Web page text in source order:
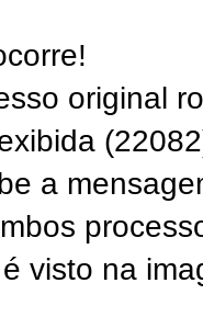
original
a
visto na